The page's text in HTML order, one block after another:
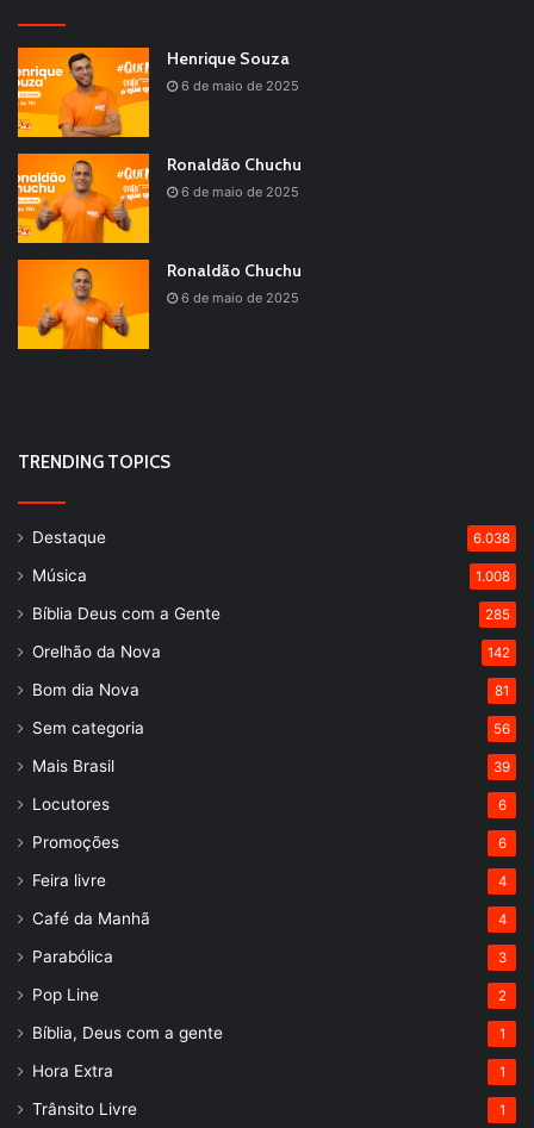
Henrique Souza
6 de maio de 2025
Ronaldão Chuchu
6 de maio de 2025
Ronaldão Chuchu
6 de maio de 2025
TRENDING TOPICS
Destaque 6.038
Música 1.008
Bíblia Deus com a Gente 285
Orelhão da Nova 142
Bom dia Nova 81
Sem categoria 56
Mais Brasil 39
Locutores 6
Promoções 6
Feira livre 4
Café da Manhã 4
Parabólica 3
Pop Line 2
Bíblia, Deus com a gente 1
Hora Extra 1
Trânsito Livre 1